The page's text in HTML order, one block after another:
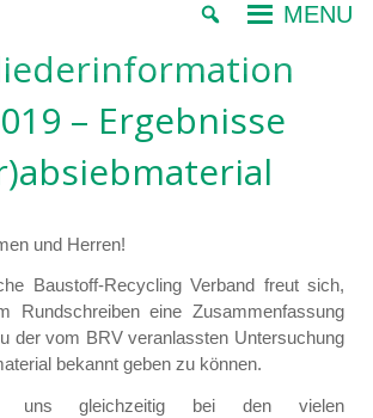
MENU
– Ergebnisse
und Herren!
Baustoff-Recycling Verband freut sich,
Rundschreiben eine Zusammenfassung
der vom BRV veranlassten Untersuchung
bekannt geben zu können.
uns gleichzeitig bei den vielen